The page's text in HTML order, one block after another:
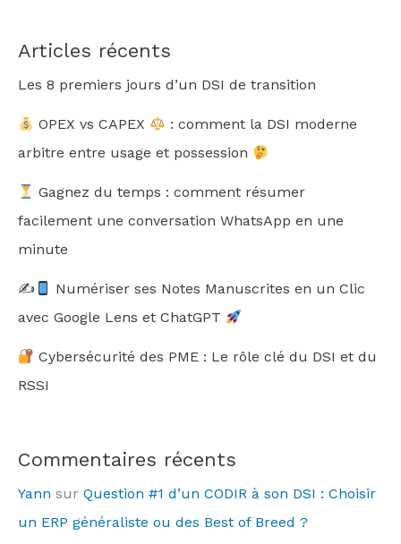
Articles récents
Les 8 premiers jours d’un DSI de transition
OPEX vs CAPEX
: comment la DSI moderne
arbitre entre usage et possession
Gagnez du temps : comment résumer
facilement une conversation WhatsApp en une
minute
✍
Numériser ses Notes Manuscrites en un Clic
avec Google Lens et ChatGPT
Cybersécurité des PME : Le rôle clé du DSI et du
RSSI
Commentaires récents
Yann sur Question #1 d’un CODIR à son DSI : Choisir
un ERP généraliste ou des Best of Breed ?